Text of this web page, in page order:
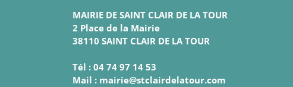
MAIRIE DE SAINT CLAIR DE LA TOUR
2 Place de la Mairie
38110 SAINT CLAIR DE LA TOUR
Tél : 04 74 97 14 53
Mail : mairie@stclairdelatour.com